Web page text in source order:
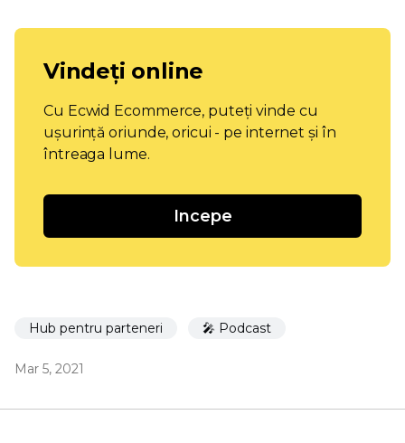
Vindeți online
Cu Ecwid Ecommerce, puteți vinde cu
ușurință oriunde, oricui - pe internet și în
întreaga lume.
Incepe
Hub pentru parteneri 🎤 Podcast
Mar 5, 2021